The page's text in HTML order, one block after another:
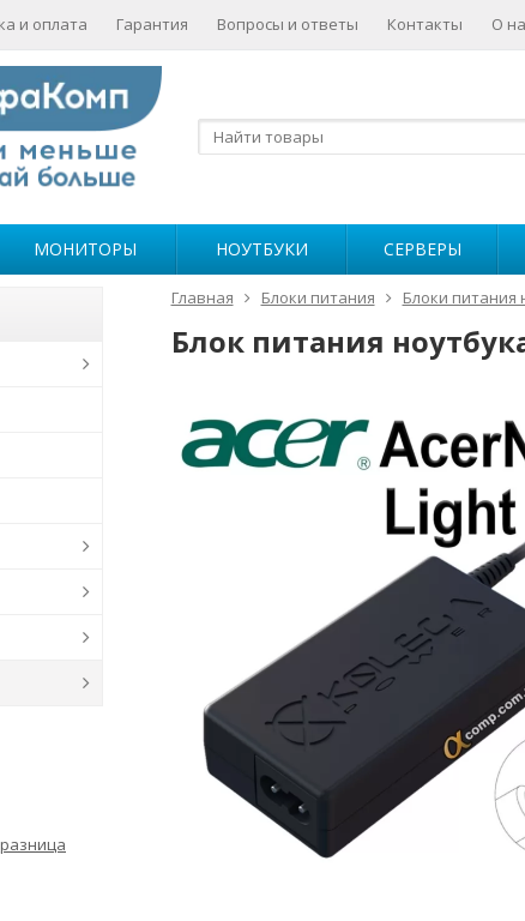
и оплата Гарантия Вопросы и ответы Контакты О
МОНИТОРЫ НОУТБУКИ СЕРВЕРЫ
Главная Блоки питания Блоки питания
Блок питания